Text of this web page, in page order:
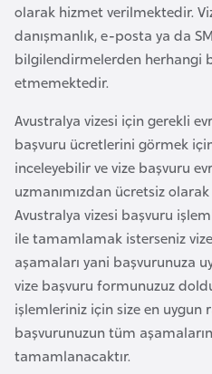
olarak hizmet verilmektedir.
danışmanlık, e-posta ya da
bilgilendirmelerden herhangi
etmemektedir.
Avustralya vizesi için gerekli
başvuru ücretlerini görmek
inceleyebilir ve vize başvuru
uzmanımızdan ücretsiz
Avustralya vizesi başvuru
ile tamamlamak isterseniz
aşamaları yani başvurunuza
vize başvuru formunuzuz
işlemleriniz için size en uygun
başvurunuzun tüm
tamamlanacaktır.
a
B
u
r
k
i
n
a
F
a
s